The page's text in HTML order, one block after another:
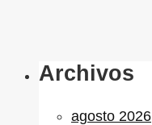
Archivos
agosto 2026